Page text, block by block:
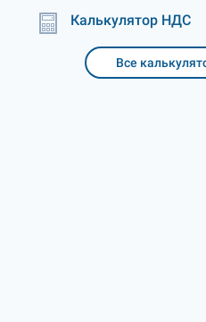
Калькулятор НДС
Все